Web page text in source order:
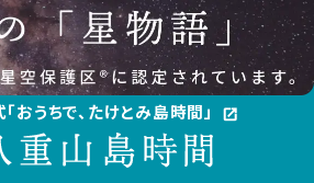
おうちで、たけとみ島時間」 open_in_new